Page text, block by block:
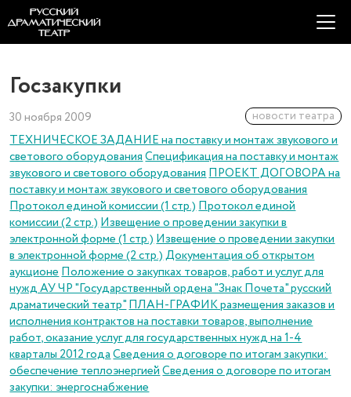
Госзакупки
30 ноября 2009 новости театра
ТЕХНИЧЕСКОЕ ЗАДАНИЕ на поставку и монтаж звукового и
светового оборудованияСпецификация на поставку и монтаж
звукового и светового оборудованияПРОЕКТ ДОГОВОРА на
поставку и монтаж звукового и светового оборудования
Протокол единой комиссии (1 стр.)Протокол единой
комиссии (2 стр.)Извещение о проведении закупки в
электронной форме (1 стр.)Извещение о проведении закупки
в электронной форме (2 стр.)Документация об открытом
аукционеПоложение о закупках товаров, работ и услуг для
нужд АУ ЧР "Государственный ордена "Знак Почета" русский
драматический театр"ПЛАН-ГРАФИК размещения заказов и
исполнения контрактов на поставки товаров, выполнение
работ, оказание услуг для государственных нужд на 1-4
кварталы 2012 годаСведения о договоре по итогам закупки:
обеспечение теплоэнергиейСведения о договоре по итогам
закупки: энергоснабжение